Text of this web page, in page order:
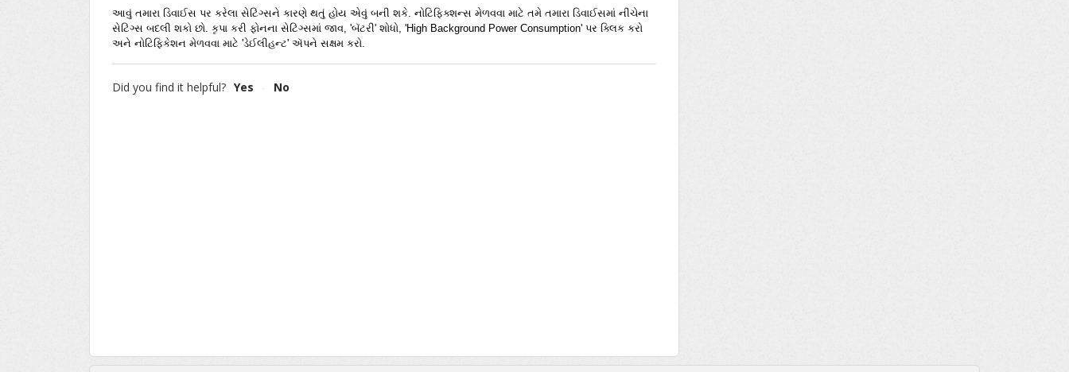
આવું તમારા ડિવાઈસ પર કરેલા સેટિંગ્સને કારણે થતું હોય એવું બની શકે. નોટિફિક્શન્સ મેળવવા માટે તમે તમારા ડિવાઈસમાં નીચેના
સેટિંગ્સ બદલી શકો છો. કૃપા કરી ફોનના સેટિંગ્સમાં જાવ, 'બૅટરી' શોધો, 'High Background Power Consumption' પર ક્લિક કરો
અને નોટિફિકેશન મેળવવા માટે 'ડેઈલીહન્ટ' ઍપને સક્ષમ કરો.
Did you find it helpful? Yes No